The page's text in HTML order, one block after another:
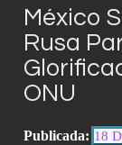
México
Rusa
ONU
Publicada: 18